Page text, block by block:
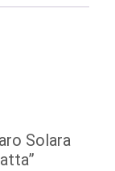
Solara